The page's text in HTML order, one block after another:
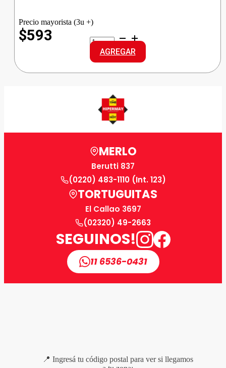
Precio mayorista (3u +)
$593
BIC
LAPICERA
NEGRA
cantidad
AGREGAR
MERLO
Berutti 837
(0220) 483-1110 (Int. 123)
TORTUGUITAS
El Callao 3697
(02320) 49-2663
SEGUINOS!
11 6536-0431
📍 Ingresá tu código postal para ver si llegamos